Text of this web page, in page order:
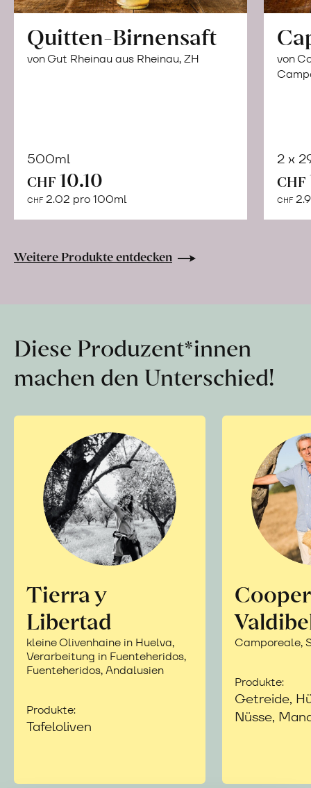
Quitten-Birnensaft
von Gut Rheinau aus Rheinau, ZH
500ml
CHF 10.10
CHF 2.02 pro 100ml
Warenkorb
von
2 x
CHF
CHF
Weitere Produkte entdecken
Diese Produzent*innen
machen den Unterschied!
Tierra y
Libertad
kleine Olivenhaine in Huelva,
Verarbeitung in Fuenteheridos,
Fuenteheridos, Andalusien
Produkte:
Tafeloliven
Camporeale,
Produkte:
Getreide,
Nüsse,